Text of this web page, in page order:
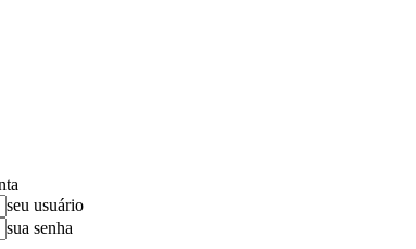
seu usuário
sua senha